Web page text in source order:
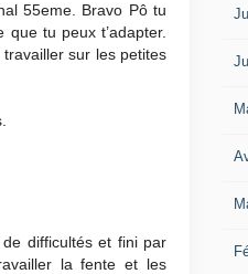
55eme. Bravo Pô tu
tu peux t’adapter.
sur les petites
difficultés et fini par
la fente et les